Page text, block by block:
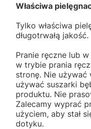
Właściwa
Tylko właściwa
długotrwałą jakość.
Pranie ręczne lub
w trybie prania
stronę. Nie
używać suszarki
produktu. Nie
Zalecamy wyprać
użyciem, aby stał
dotyku.